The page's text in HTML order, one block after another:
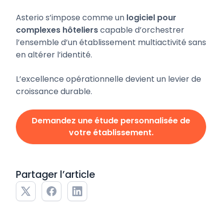
Partager l’article
Asterio s’impose comme un logiciel pour
complexes hôtelierscapable d’orchestrer
l’ensemble d’un établissement multiactivité sans
en altérer l’identité.
L’excellence opérationnelle devient un levier de
croissance durable.
Demandez une étude personnalisée de
votre établissement.